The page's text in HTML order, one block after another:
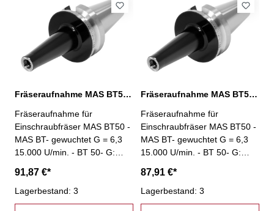
Fräseraufnahme MAS BT50, M12 / L: 150 mm
Fräseraufnahme für
Einschraubfräser MAS BT50 -
MAS BT- gewuchtet G = 6,3
15.000 U/min. - BT 50- G:
91,87 €*
Lagerbestand: 3
Fräseraufnahme MAS BT50, M12 / L: 50 mm
Fräseraufnahme für
Einschraubfräser MAS BT50 -
MAS BT- gewuchtet G = 6,3
15.000 U/min. - BT 50- G:
87,91 €*
Lagerbestand: 3